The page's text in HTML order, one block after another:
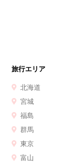
旅行エリア
北海道
宮城
福島
群馬
東京
富山